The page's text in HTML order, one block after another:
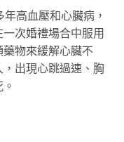
高血壓和心臟病，
次婚禮場合中服用
物來緩解心臟不
出現心跳過速、胸